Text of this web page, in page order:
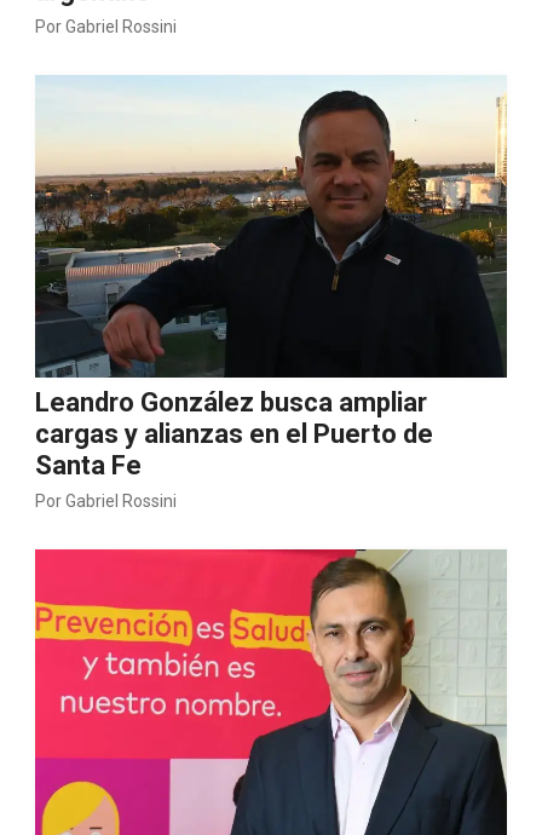
PorGabriel Rossini
Leandro González busca ampliar
cargas y alianzas en el Puerto de
Santa Fe
PorGabriel Rossini